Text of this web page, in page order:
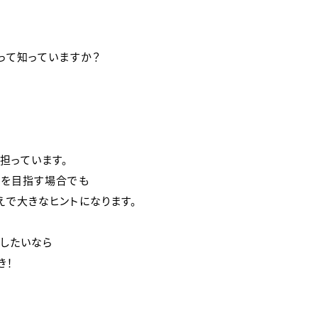
て知っていますか？
ています。
を目指す場合でも
大きなヒントになります。
たいなら